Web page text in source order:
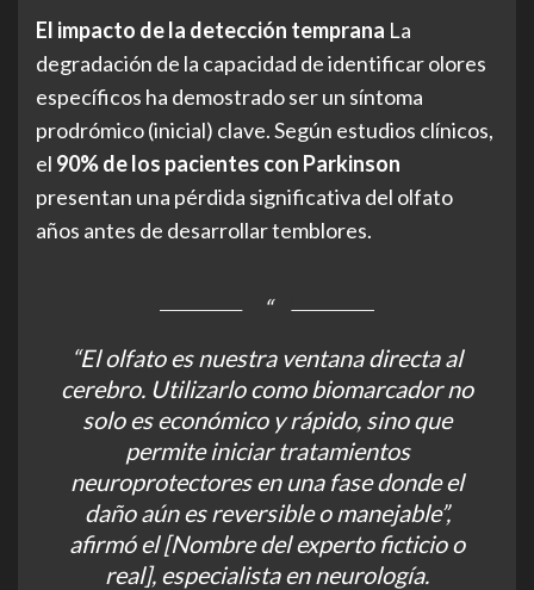
El impacto de la detección temprana La
degradación de la capacidad de identificar olores
específicos ha demostrado ser un síntoma
prodrómico (inicial) clave. Según estudios clínicos,
el 90% de los pacientes con Parkinson
presentan una pérdida significativa del olfato
años antes de desarrollar temblores.
“El olfato es nuestra ventana directa al
cerebro. Utilizarlo como biomarcador no
solo es económico y rápido, sino que
permite iniciar tratamientos
neuroprotectores en una fase donde el
daño aún es reversible o manejable”,
afirmó el [Nombre del experto ficticio o
real], especialista en neurología.